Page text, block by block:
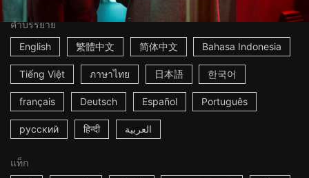
คำบรรยาย
English
繁體中文 简体中文 Bahasa Indonesia
Tiếng Việt ภาษาไทย 日本語 한국어
français Deutsch Español Português
русский हिन्दी العربية
แท็ก